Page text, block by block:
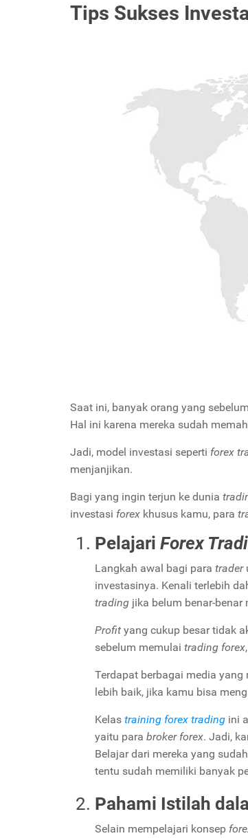
Tips Sukses
Saat ini, banyak orang yang
Hal ini karena mereka sudah
Jadi, model investasi seperti forex
menjanjikan.
Bagi yang ingin terjun ke dunia
investasi forex khusus kamu, para
Pelajari Forex
Langkah awal bagi para trader
investasinya. Kenali terlebih
trading jika belum benar-benar
Profit yang cukup besar tidak
sebelum memulai trading forex
Terdapat berbagai media
lebih baik, jika kamu bisa
Kelas training forex trading ini
yaitu para broker forex. Jadi,
Belajar dari mereka yang
tentu sudah memiliki banyak
Pahami Istilah
Selain mempelajari konsep